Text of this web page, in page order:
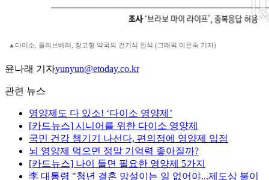
▲다이소, 올리브베러, 창고형 약국의 건기식 인식.(그래픽 이은숙 기자)
윤나래 기자yunyun@etoday.co.kr
관련 뉴스
영양제도 다 있소! ‘다이소 영양제’
[카드뉴스] 시니어를 위한 다이소 영양제
국민 건강 챙기기 나선다, 편의점에 영양제 입점
뇌 영양제 먹으면 정말 기억력 좋아질까?
[카드뉴스] 나이 들면 필요한 영양제 5가지
李 대통령 "청년 결혼 망설이는 일 없어야...제도상 불이